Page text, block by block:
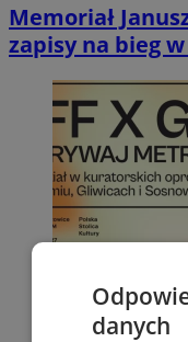
Memoriał
zapisy na bieg
danych